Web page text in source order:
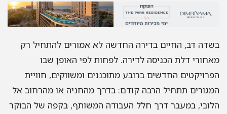
דב, החיים בדירה החדשה לא אמורים להתחיל רק
דלת הכניסה לדירה. לפחות לפי האופן שבו
החדשים ברובע מתוכננים ומשווקים, חוויית
תתחיל הרבה קודם: בדרך מהחניה או מהרחוב אל
במעבר דרך חלל העבודה המשותף, בקפה של הבוקר